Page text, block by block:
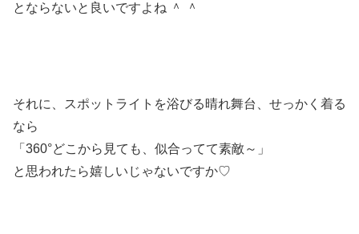
とならないと良いですよね ＾ ＾
それに、スポットライトを浴びる晴れ舞台、せっかく着る
なら
「360°どこから見ても、似合ってて素敵～」
と思われたら嬉しいじゃないですか♡